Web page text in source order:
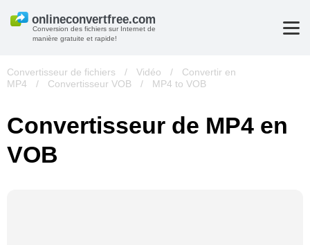
Conversion des fichiers sur Internet de
manière gratuite et rapide!
Convertisseur de fichiers / Vidéo /
Convertir en
MP4
/ Convertisseur VOB / MP4 to VOB
Convertisseur de MP4 en
VOB